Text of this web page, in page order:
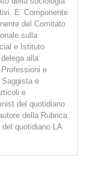
E’ Componente
del Comitato
sulla
e Istituto
alla
e
e
e
del quotidiano
della Rubrica
quotidiano LA